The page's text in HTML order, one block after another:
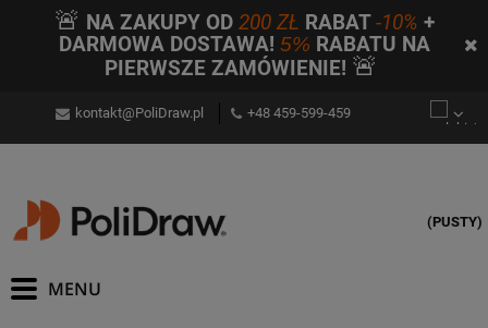
🚨 NA ZAKUPY OD200 ZŁ RABAT-10% +
DARMOWA DOSTAWA! 5% RABATU NA
PIERWSZE ZAMÓWIENIE! 🚨
kontakt@PoliDraw.pl +48 459-599-459
(PUSTY)